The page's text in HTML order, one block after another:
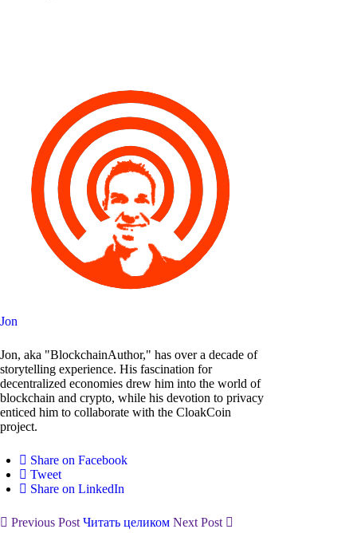
Jon
Jon, aka "BlockchainAuthor," has over a decade of
storytelling experience. His fascination for
decentralized economies drew him into the world of
blockchain and crypto, while his devotion to privacy
enticed him to collaborate with the CloakCoin
project.
Share on Facebook
Tweet
Share on LinkedIn
Previous PostЧитать целиком Next Post